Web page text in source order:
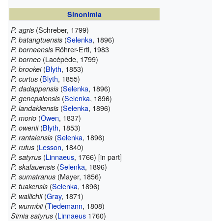
Sinonimia
P. agris (Schreber, 1799)
P. batangtuensis (Selenka, 1896)
P. borneensis Röhrer-Ertl, 1983
P. borneo (Lacépède, 1799)
P. brookei (Blyth, 1853)
P. curtus (Blyth, 1855)
P. dadappensis (Selenka, 1896)
P. genepaiensis (Selenka, 1896)
P. landakkensis (Selenka, 1896)
P. morio (Owen, 1837)
P. owenii (Blyth, 1853)
P. rantaiensis (Selenka, 1896)
P. rufus (Lesson, 1840)
P. satyrus (Linnaeus, 1766) [in part]
P. skalauensis (Selenka, 1896)
P. sumatranus (Mayer, 1856)
P. tuakensis (Selenka, 1896)
P. wallichii (Gray, 1871)
P. wurmbii (Tiedemann, 1808)
Simia satyrus (Linnaeus 1760)